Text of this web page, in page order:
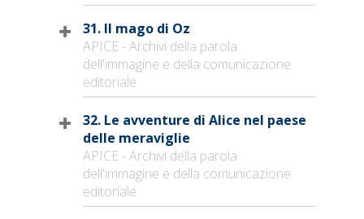
31. Il mago di Oz
APICE - Archivi della parola
dell'immagine e della comunicazione
editoriale
32. Le avventure di Alice nel paese
delle meraviglie
APICE - Archivi della parola
dell'immagine e della comunicazione
editoriale